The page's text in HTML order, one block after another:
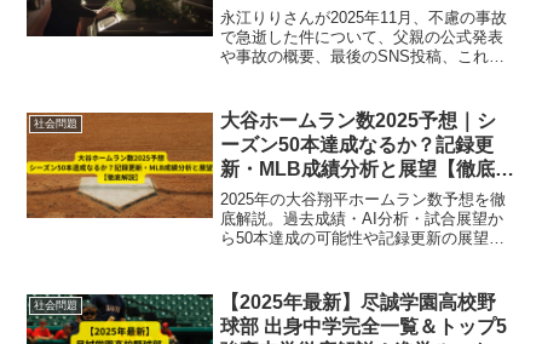
永江りりさんが2025年11月、不慮の事故
で急逝した件について、父親の公式発表
や事故の概要、最後のSNS投稿、これま
社会問題
大谷ホームラン数2025予想｜シ
ーズン50本達成なるか？記録更
新・MLB成績分析と展望【徹底解
説】
2025年の大谷翔平ホームラン数予想を徹
底解説。過去成績・AI分析・試合展望か
ら50本達成の可能性や記録更新の展望を
社会問題
【2025年最新】尽誠学園高校野
球部 出身中学完全一覧＆トップ5